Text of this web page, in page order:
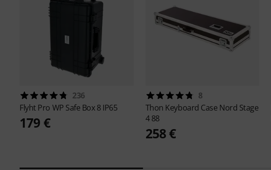
236
Flyht Pro WP Safe Box 8 IP65
179 €
8
Thon Keyboard Case Nord Stage
4 88
258 €